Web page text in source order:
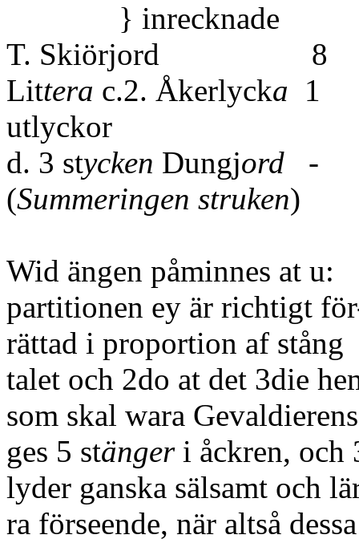
}
T.
Littera c.2. Åkerlycka
utlyckor
d. 3 stycken Dungjord -
(Summeringen struken)
Wid ängen påminnes at u:
partitionen ey är richtigt
rättad i proportion af stång
talet och 2do at det 3die
som skal wara
ges 5 stängeri åckren, och
lyder ganska sälsamt och
ra förseende, när altså